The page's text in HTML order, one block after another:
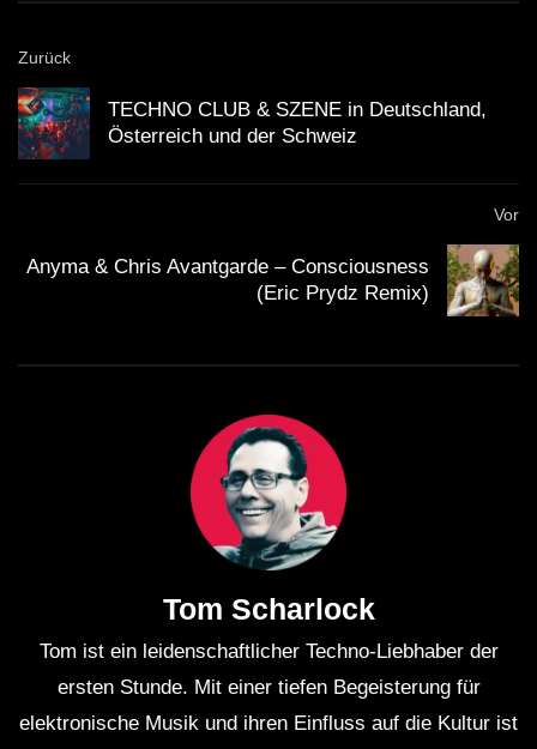
Zurück
TECHNO CLUB & SZENE in Deutschland,
Österreich und der Schweiz
Vor
Anyma & Chris Avantgarde – Consciousness
(Eric Prydz Remix)
Tom Scharlock
Tom ist ein leidenschaftlicher Techno-Liebhaber der
ersten Stunde. Mit einer tiefen Begeisterung für
elektronische Musik und ihren Einfluss auf die Kultur ist